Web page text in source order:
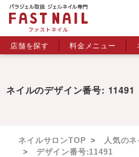
店舗を探す 料金メニュー
ネイルのデザイン番号: 11491
ネイルサロンTOP
人気の
デザイン番号:11491